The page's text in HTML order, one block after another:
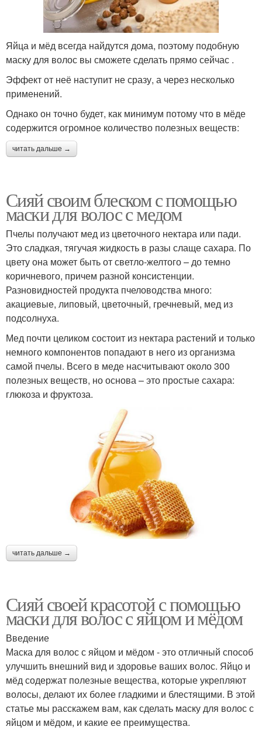
Яйца и мёд всегда найдутся дома, поэтому подобную
маску для волос вы сможете сделать прямо сейчас .
Эффект от неё наступит не сразу, а через несколько
применений.
Однако он точно будет, как минимум потому что в мёде
содержится огромное количество полезных веществ:
читать дальше →
Сияй своим блеском с помощью
маски для волос с медом
Пчелы получают мед из цветочного нектара или пади.
Это сладкая, тягучая жидкость в разы слаще сахара. По
цвету она может быть от светло-желтого – до темно
коричневого, причем разной консистенции.
Разновидностей продукта пчеловодства много:
акациевые, липовый, цветочный, гречневый, мед из
подсолнуха.
Мед почти целиком состоит из нектара растений и только
немного компонентов попадают в него из организма
самой пчелы. Всего в меде насчитывают около 300
полезных веществ, но основа – это простые сахара:
глюкоза и фруктоза.
читать дальше →
Сияй своей красотой с помощью
маски для волос с яйцом и мёдом
Введение
Маска для волос с яйцом и мёдом - это отличный способ
улучшить внешний вид и здоровье ваших волос. Яйцо и
мёд содержат полезные вещества, которые укрепляют
волосы, делают их более гладкими и блестящими. В этой
статье мы расскажем вам, как сделать маску для волос с
яйцом и мёдом, и какие ее преимущества.